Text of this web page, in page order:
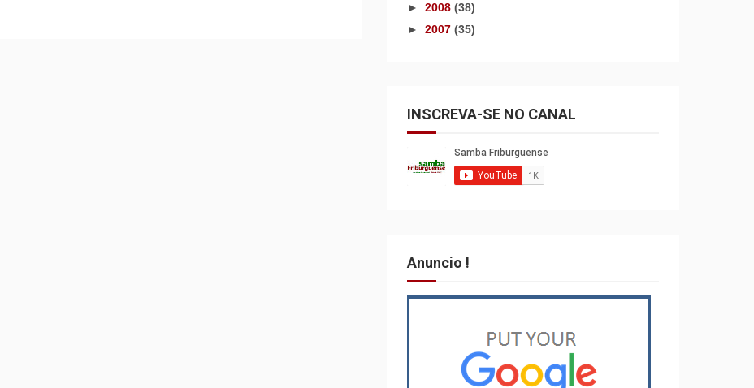
► 2008 (38)
► 2007 (35)
INSCREVA-SE NO CANAL
Anuncio !